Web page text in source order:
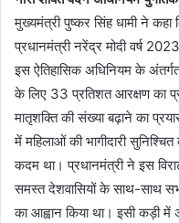
मुख्यमंत्री पुष्कर सिंह धामी ने कहा
प्रधानमंत्री नरेंद्र मोदी वर्ष
इस ऐतिहासिक अधिनियम के
के लिए 33 प्रतिशत आरक्षण का
मातृशक्ति की संख्या बढ़ाने का
में महिलाओं की भागीदारी
कदम था। प्रधानमंत्री ने इस
समस्त देशवासियों के साथ-साथ
का आह्वान किया था। इसी कड़ी